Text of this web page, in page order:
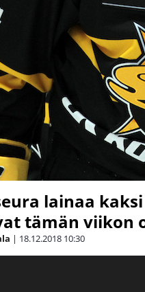
lainaa
tämän viikon
| 18.12.2018 10:30